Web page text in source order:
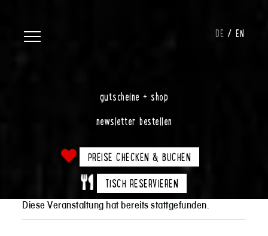
DE EN
gutscheine + shop
newsletter bestellen
PREISE CHECKEN & BUCHEN
TISCH RESERVIEREN
Diese Veranstaltung hat bereits stattgefunden.